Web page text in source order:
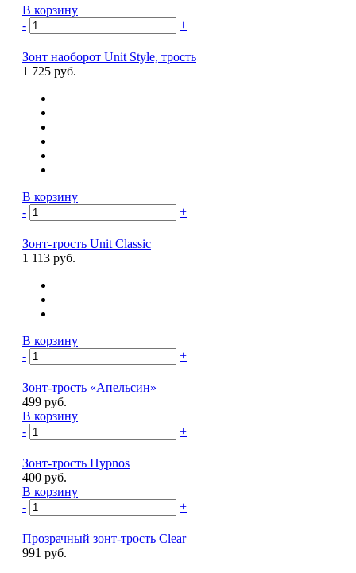
В корзину
-
+
Зонт наоборот Unit Style, трость
1 725 руб.
В корзину
-
+
Зонт-трость Unit Classic
1 113 руб.
В корзину
-
+
Зонт-трость «Апельсин»
499 руб.
В корзину
-
+
Зонт-трость Hypnos
400 руб.
В корзину
-
+
Прозрачный зонт-трость Clear
991 руб.